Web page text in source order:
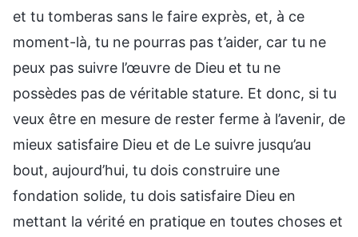
et tu tomberas sans le faire exprès, et, à ce
moment-là, tu ne pourras pas t’aider, car tu ne
peux pas suivre l’œuvre de Dieu et tu ne
possèdes pas de véritable stature. Et donc, si tu
veux être en mesure de rester ferme à l’avenir, de
mieux satisfaire Dieu et de Le suivre jusqu’au
bout, aujourd’hui, tu dois construire une
fondation solide, tu dois satisfaire Dieu en
mettant la vérité en pratique en toutes choses et